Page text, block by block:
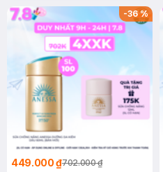
SPF 50+ 20ml (SL Có Hạn)
-36%
449.000 ₫702.000 ₫